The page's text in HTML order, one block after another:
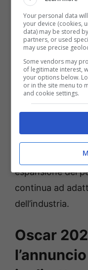
all’interno della
Picture Arts
presentazione
Lewis Pullman,
della lingua dei
di accessibilità
ultimi anni.
Le categorie da
in più rispetto al
espansione del
continua ad
dell’industria.
Oscar
Your personal data
your device (cookies,
data) may be stored
partners, or used
may use precise
Some vendors may
of legitimate interest,
your options below.
or in the site menu to
and cookie settings.